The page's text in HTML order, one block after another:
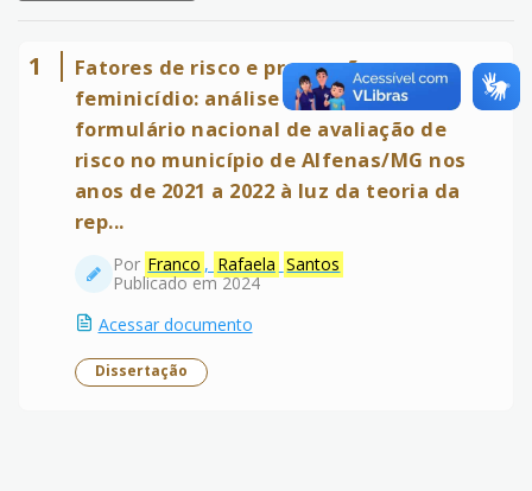
1
Fatores de risco e prevenção ao
feminicídio: análise de dados do
formulário nacional de avaliação de
risco no município de Alfenas/MG nos
anos de 2021 a 2022 à luz da teoria da
rep...
Por Franco , Rafaela Santos
Publicado em 2024
Acessar documento
Dissertação